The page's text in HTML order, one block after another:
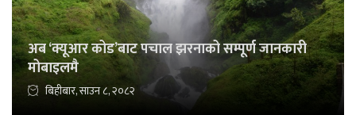
अब ‘क्यूआर कोड’बाट पचाल झरनाको सम्पूर्ण जानकारी
मोबाइलमै
बिहीबार, साउन ८, २०८२